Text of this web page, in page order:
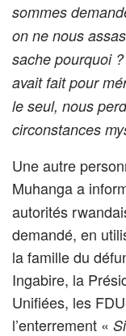
sommes
on ne nous
sache pourquoi
avait fait pour
le seul, nous
circonstances
Une autre
Muhanga a
autorités
demandé, en
la famille du
Ingabire, la
Unifiées, les
l’enterrement «